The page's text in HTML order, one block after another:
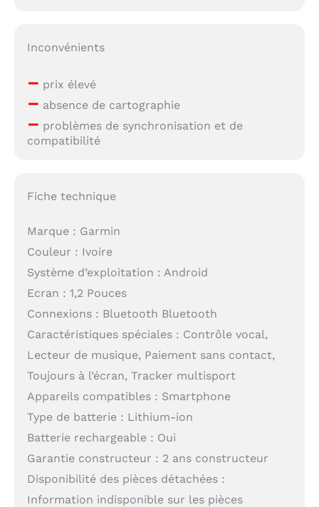
Inconvénients
– prix élevé
– absence de cartographie
– problèmes de synchronisation et de
compatibilité
Fiche technique
Marque : Garmin
Couleur : Ivoire
Système d’exploitation : Android
Ecran : 1,2 Pouces
Connexions : Bluetooth Bluetooth
Caractéristiques spéciales : Contrôle vocal,
Lecteur de musique, Paiement sans contact,
Toujours à l’écran, Tracker multisport
Appareils compatibles : Smartphone
Type de batterie : Lithium-ion
Batterie rechargeable : Oui
Garantie constructeur : 2 ans constructeur
Disponibilité des pièces détachées :
Information indisponible sur les pièces